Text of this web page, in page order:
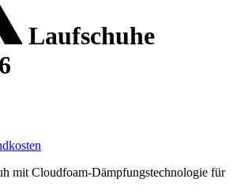
Laufschuhe
mit Cloudfoam-Dämpfungstechnologie für